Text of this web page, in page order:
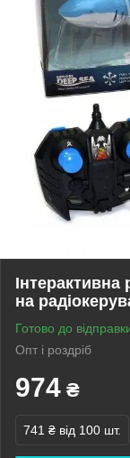
на
Готово до
Опт і роздріб
974 ₴
741 ₴ від 100 шт.